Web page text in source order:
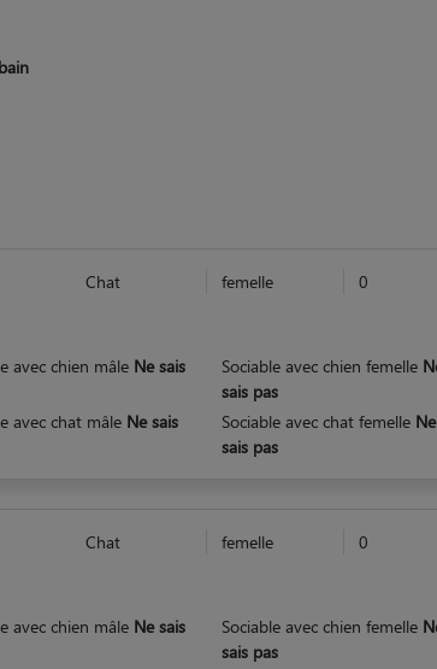
Chat femelle 0
avec chien mâle Ne sais
Sociable avec chien femelle
sais pas
avec chat mâle Ne sais
Sociable avec chat femelle Ne
sais pas
Chat femelle 0
avec chien mâle Ne sais
Sociable avec chien femelle
sais pas